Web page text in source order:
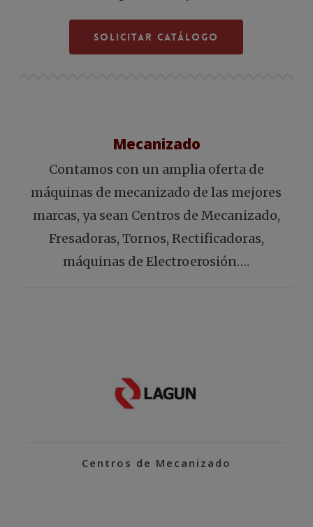
Solicitar Catálogo
Mecanizado
Contamos con un amplia oferta de
máquinas de mecanizado de las mejores
marcas, ya sean Centros de Mecanizado,
Fresadoras, Tornos, Rectificadoras,
máquinas de Electroerosión….
Centros de Mecanizado